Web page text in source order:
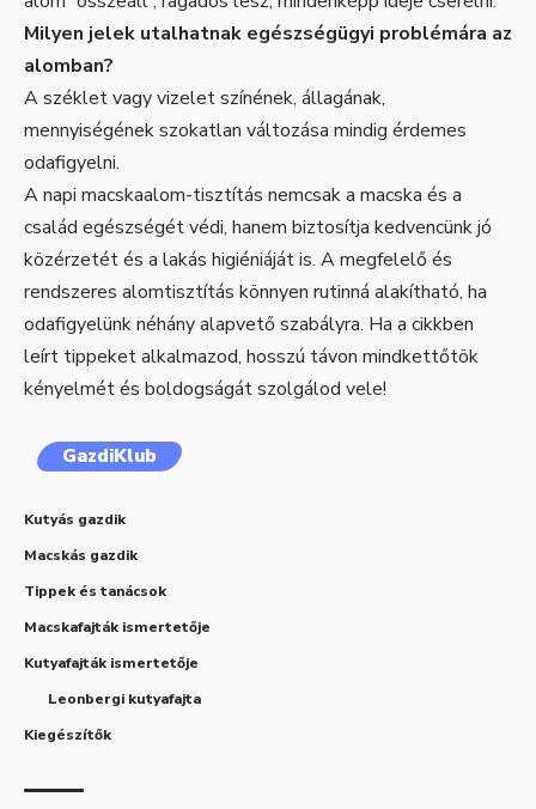
Milyen jelek utalhatnak egészségügyi problémára az
alomban?
A széklet vagy vizelet színének, állagának,
mennyiségének szokatlan változása mindig érdemes
odafigyelni.
A napi macskaalom-tisztítás nemcsak a macska és a
család egészségét védi, hanem biztosítja kedvencünk jó
közérzetét és a lakás higiéniáját is. A megfelelő és
rendszeres alomtisztítás könnyen rutinná alakítható, ha
odafigyelünk néhány alapvető szabályra. Ha a cikkben
leírt tippeket alkalmazod, hosszú távon mindkettőtök
kényelmét és boldogságát szolgálod vele!
GazdiKlub
Kutyás gazdik
Macskás gazdik
Tippek és tanácsok
Macskafajták ismertetője
Kutyafajták ismertetője
Leonbergi kutyafajta
Kiegészítők